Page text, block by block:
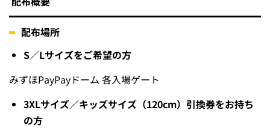
配布場所
S／Lサイズをご希望の方
みずほPayPayドーム 各入場ゲート
3XLサイズ／キッズサイズ（120cm）引換券をお持ち
の方